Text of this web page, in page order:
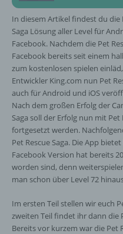
In diesem Artikel findest du die
Saga Lösung aller Level für
Facebook. Nachdem die Pet
Facebook bereits seit einem
zum kostenlosen spielen
Entwickler King.com nun Pet
auch für Android und iOS
Nach dem großen Erfolg der
Saga soll der Erfolg nun mit Pet
fortgesetzt werden.
Pet Rescue Saga. Die App
Facebook Version hat bereits
worden sind, denn
man schon über Level 72
Im ersten Teil stellen wir euch
zweiten Teil findet ihr dann die
Bereits vor kurzem war die Pet